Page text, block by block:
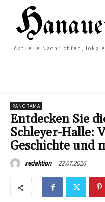
Aktuelle Nachrichten,
PANORAMA
Entdecken Sie
Schleyer-Halle:
Geschichte und
redaktion 22.07.2026